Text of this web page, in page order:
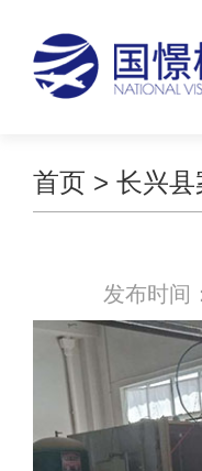
首页 > 长兴县
发布时间